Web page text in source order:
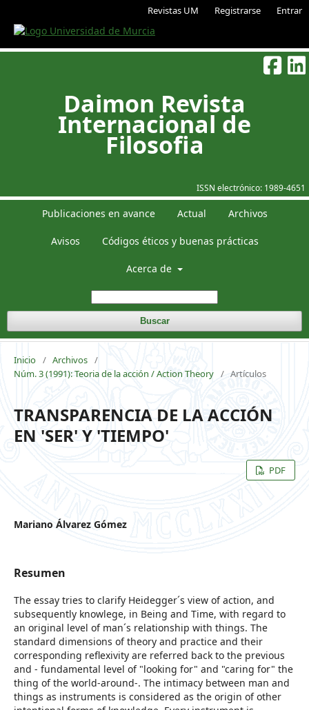
Revistas UM Registrarse Entrar
ISSN electrónico: 1989-4651
Daimon Revista
Internacional de
Filosofia
Publicaciones en avance Actual Archivos
Avisos Códigos éticos y buenas prácticas
Acerca de
Buscar
Inicio / Archivos /
Núm. 3 (1991): Teoria de la acción / Action Theory / Artículos
TRANSPARENCIA DE LA ACCIÓN
EN 'SER' Y 'TIEMPO'
PDF
Mariano Álvarez Gómez
Resumen
The essay tries to clarify Heidegger´s view of action, and
subsequently knowlege, in Being and Time, with regard to
an original level of man´s relationship with things. The
standard dimensions of theory and practice and their
corresponding reflexivity are referred back to the previous
and - fundamental level of "looking for" and "caring for" the
thing of the world-around-. The intimacy between man and
things as instruments is considered as the origin of other